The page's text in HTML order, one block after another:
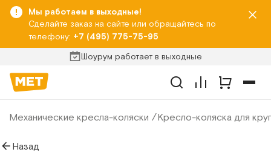
Мы работаем в выходные!
Сделайте заказ на сайте или обращайтесь по
телефону: +7 (495) 775-75-95
Шоурум работает в выходные
Механические кресла-коляски Кресло-коляска для
Назад